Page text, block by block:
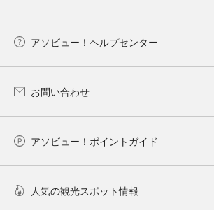
アソビュー！ヘルプセンター
お問い合わせ
アソビュー！ポイントガイド
人気の観光スポット情報